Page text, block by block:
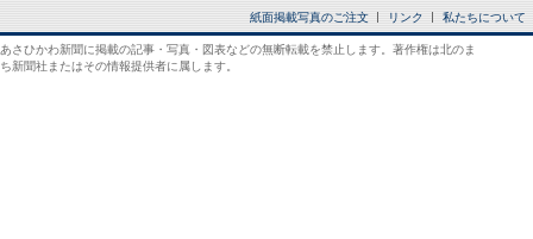
紙面掲載写真のご注文 リンク 私たちについて
あさひかわ新聞に掲載の記事・写真・図表などの無断転載を禁止します。著作権は北のま
ち新聞社またはその情報提供者に属します。